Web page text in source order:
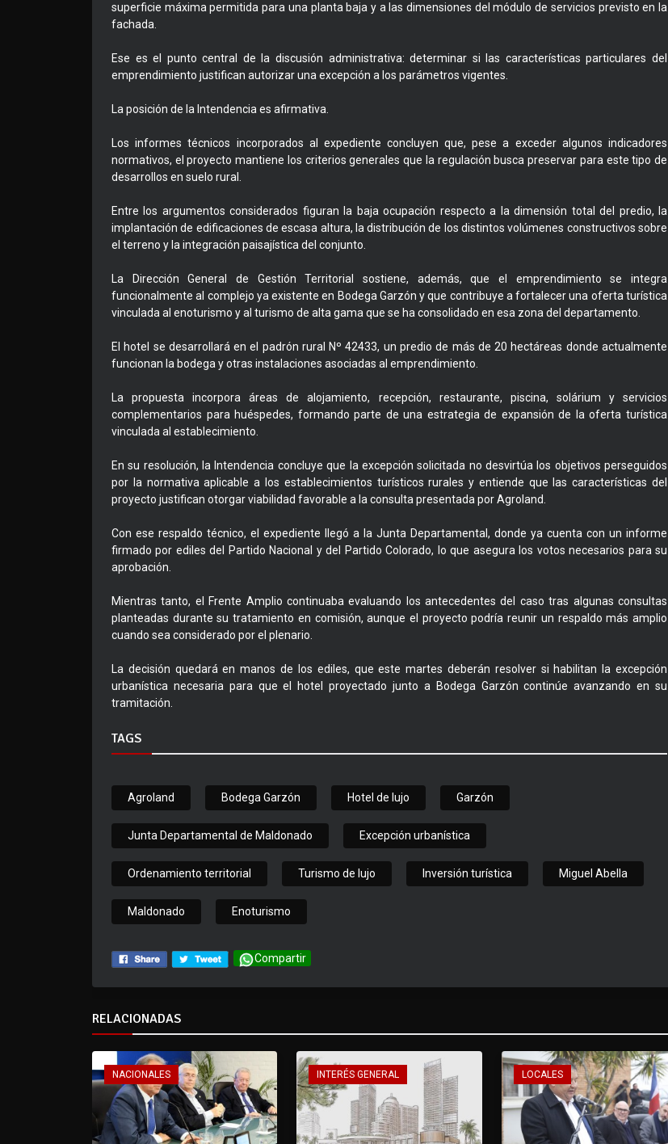
superficie máxima permitida para una planta baja y a las dimensiones del módulo de servicios previsto en la
fachada.
Ese es el punto central de la discusión administrativa: determinar si las características particulares del
emprendimiento justifican autorizar una excepción a los parámetros vigentes.
La posición de la Intendencia es afirmativa.
Los informes técnicos incorporados al expediente concluyen que, pese a exceder algunos indicadores
normativos, el proyecto mantiene los criterios generales que la regulación busca preservar para este tipo de
desarrollos en suelo rural.
Entre los argumentos considerados figuran la baja ocupación respecto a la dimensión total del predio, la
implantación de edificaciones de escasa altura, la distribución de los distintos volúmenes constructivos sobre
el terreno y la integración paisajística del conjunto.
La Dirección General de Gestión Territorial sostiene, además, que el emprendimiento se integra
funcionalmente al complejo ya existente en Bodega Garzón y que contribuye a fortalecer una oferta turística
vinculada al enoturismo y al turismo de alta gama que se ha consolidado en esa zona del departamento.
El hotel se desarrollará en el padrón rural Nº 42433, un predio de más de 20 hectáreas donde actualmente
funcionan la bodega y otras instalaciones asociadas al emprendimiento.
La propuesta incorpora áreas de alojamiento, recepción, restaurante, piscina, solárium y servicios
complementarios para huéspedes, formando parte de una estrategia de expansión de la oferta turística
vinculada al establecimiento.
En su resolución, la Intendencia concluye que la excepción solicitada no desvirtúa los objetivos perseguidos
por la normativa aplicable a los establecimientos turísticos rurales y entiende que las características del
proyecto justifican otorgar viabilidad favorable a la consulta presentada por Agroland.
Con ese respaldo técnico, el expediente llegó a la Junta Departamental, donde ya cuenta con un informe
firmado por ediles del Partido Nacional y del Partido Colorado, lo que asegura los votos necesarios para su
aprobación.
Mientras tanto, el Frente Amplio continuaba evaluando los antecedentes del caso tras algunas consultas
planteadas durante su tratamiento en comisión, aunque el proyecto podría reunir un respaldo más amplio
cuando sea considerado por el plenario.
La decisión quedará en manos de los ediles, que este martes deberán resolver si habilitan la excepción
urbanística necesaria para que el hotel proyectado junto a Bodega Garzón continúe avanzando en su
tramitación.
TAGS
Agroland Bodega Garzón Hotel de lujo Garzón
Junta Departamental de Maldonado Excepción urbanística
Ordenamiento territorial Turismo de lujo Inversión turística Miguel Abella
Maldonado Enoturismo
Compartir
RELACIONADAS
NACIONALES INTERÉS GENERAL LOCALES